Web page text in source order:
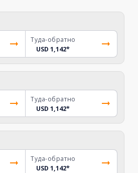
Туда-обратно
USD 1,142*
Туда-обратно
USD 1,142*
Туда-обратно
USD 1,142*